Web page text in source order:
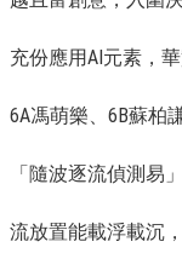
充份應用AI元素，
6A馮萌樂、6B蘇柏
「隨波逐流偵測易
流放置能載浮載沉